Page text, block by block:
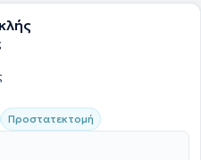
Προστατεκτομή